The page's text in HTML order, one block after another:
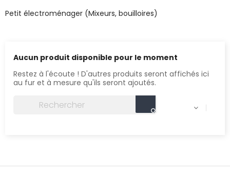
Petit électroménager (Mixeurs, bouilloires)
Aucun produit disponible pour le moment
Restez à l'écoute ! D'autres produits seront affichés ici
au fur et à mesure qu'ils seront ajoutés.
